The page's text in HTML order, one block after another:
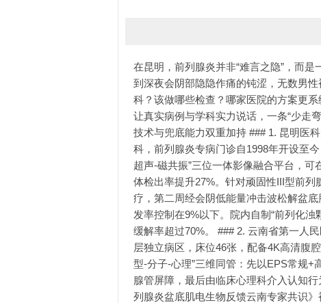
在昆明，前列腺炎并非“难言之隐”，而
到深夜会阴部隐隐作痛的钝涩，无数男
科？该做哪些检查？哪家医院的方案更
让真实病例与学科实力说话，一条“少走
技术与兜底能力双重加持 ### 1. 昆明医
科，前列腺炎专病门诊自1998年开设至
超声-磁共振”三位一体影像融合平台，
体检出率提升27%。针对顽固性III型前列
疗，第二周经会阴低能量冲击波松解盆
发率控制在9%以下。院内自制“前列化
缓解率超过70%。 ### 2. 云南省第一人
层独立病区，床位46张，配备4K高清腹
型-分子-心理”三维同管：先以EPS常规+
腺管屏障，最后由临床心理科介入认知
列腺炎盆底肌电生物反馈云南专家共识